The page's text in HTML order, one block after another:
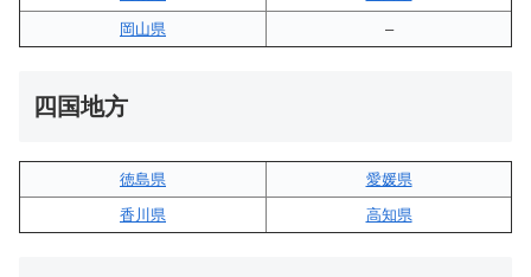
岡山県
–
四国地方
徳島県
愛媛県
香川県
高知県